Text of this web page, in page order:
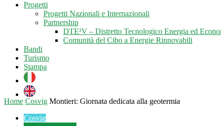
Progetti
Progetti Nazionali e Internazionali
Partnership
DTE²V – Distretto Tecnologico Energia ed
Comunità del Cibo a Energie Rinnovabili
Bandi
Turismo
Stampa
Home Cosvig Montieri: Giornata dedicata alla geotermia
Cosvig